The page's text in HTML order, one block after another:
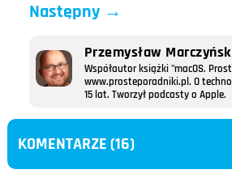
Następny→
Przemysław
Współautor książki "macOS.
www.prosteporadniki.pl. O
15 lat. Tworzył podcasty o Apple.
KOMENTARZE (16)